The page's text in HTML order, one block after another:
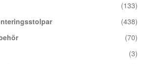
(133)
(438)
(70)
(3)